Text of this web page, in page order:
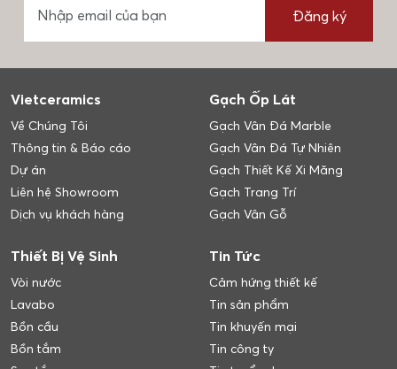
Đăng ký
Vietceramics
Về Chúng Tôi
Thông tin & Báo cáo
Dự án
Liên hệ Showroom
Dịch vụ khách hàng
Gạch Ốp Lát
Gạch Vân Đá Marble
Gạch Vân Đá Tự Nhiên
Gạch Thiết Kế Xi Măng
Gạch Trang Trí
Gạch Vân Gỗ
Thiết Bị Vệ Sinh
Vòi nước
Lavabo
Bồn cầu
Bồn tắm
Tin Tức
Cảm hứng thiết kế
Tin sản phẩm
Tin khuyến mại
Tin công ty